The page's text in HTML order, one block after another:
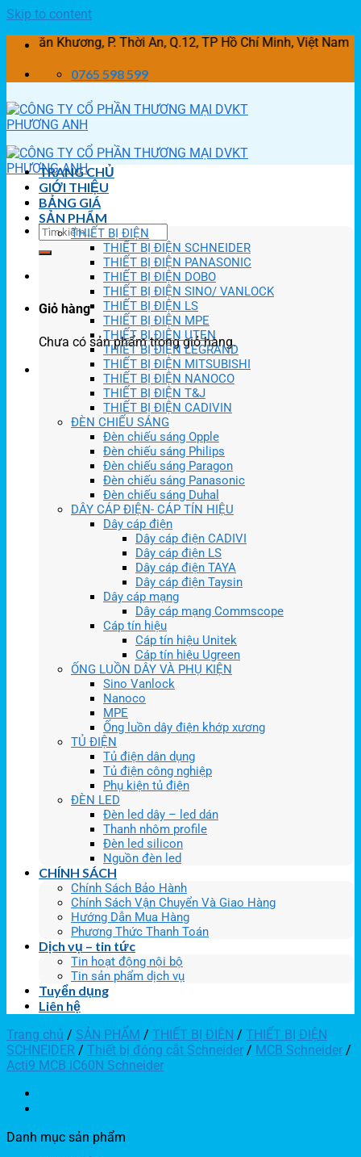
Skip to content
Khương, P. Thời An, Q.12, TP Hồ Chí Minh, Việt Nam
0765 598 599
Giỏ hàng
Chưa có sản phẩm trong giỏ hàng.
TRANG CHỦ
GIỚI THIỆU
BẢNG GIÁ
SẢN PHẨM
THIẾT BỊ ĐIỆN
THIẾT BỊ ĐIỆN SCHNEIDER
THIẾT BỊ ĐIỆN PANASONIC
THIẾT BỊ ĐIỆN DOBO
THIẾT BỊ ĐIỆN SINO/ VANLOCK
THIẾT BỊ ĐIỆN LS
THIẾT BỊ ĐIỆN MPE
THIẾT BỊ ĐIỆN UTEN
THIẾT BỊ ĐIỆN LEGRAND
THIẾT BỊ ĐIỆN MITSUBISHI
THIẾT BỊ ĐIỆN NANOCO
THIẾT BỊ ĐIỆN T&J
THIẾT BỊ ĐIỆN CADIVIN
ĐÈN CHIẾU SÁNG
Đèn chiếu sáng Opple
Đèn chiếu sáng Philips
Đèn chiếu sáng Paragon
Đèn chiếu sáng Panasonic
Đèn chiếu sáng Duhal
DÂY CÁP ĐIỆN- CÁP TÍN HIỆU
Dây cáp điện
Dây cáp điện CADIVI
Dây cáp điện LS
Dây cáp điện TAYA
Dây cáp điện Taysin
Dây cáp mạng
Dây cáp mạng Commscope
Cáp tín hiệu
Cáp tín hiệu Unitek
Cáp tín hiệu Ugreen
ỐNG LUỒN DÂY VÀ PHỤ KIỆN
Sino Vanlock
Nanoco
MPE
Ống luồn dây điện khớp xương
TỦ ĐIỆN
Tủ điện dân dụng
Tủ điện công nghiệp
Phụ kiện tủ điện
ĐÈN LED
Đèn led dây – led dán
Thanh nhôm profile
Đèn led silicon
Nguồn đèn led
CHÍNH SÁCH
Chính Sách Bảo Hành
Chính Sách Vận Chuyển Và Giao Hàng
Hướng Dẫn Mua Hàng
Phương Thức Thanh Toán
Dịch vụ – tin tức
Tin hoạt động nội bộ
Tin sản phẩm dịch vụ
Tuyển dụng
Liên hệ
Trang chủ / SẢN PHẨM / THIẾT BỊ ĐIỆN / THIẾT BỊ ĐIỆN
SCHNEIDER / Thiết bị đóng cắt Schneider / MCB Schneider /
Acti9 MCB iC60N Schneider
Danh mục sản phẩm